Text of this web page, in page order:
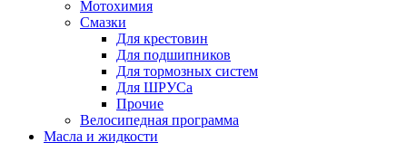
Мотохимия
Смазки
Для крестовин
Для подшипников
Для тормозных систем
Для ШРУСа
Прочие
Велосипедная программа
Масла и жидкости